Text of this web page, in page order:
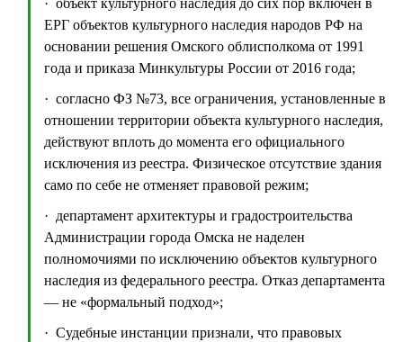
· объект культурного наследия до сих пор включен в
ЕРГ объектов культурного наследия народов РФ на
основании решения Омского облисполкома от 1991
года и приказа Минкультуры России от 2016 года;
· согласно ФЗ №73, все ограничения, установленные в
отношении территории объекта культурного наследия,
действуют вплоть до момента его официального
исключения из реестра. Физическое отсутствие здания
само по себе не отменяет правовой режим;
· департамент архитектуры и градостроительства
Администрации города Омска не наделен
полномочиями по исключению объектов культурного
наследия из федерального реестра. Отказ департамента
— не «формальный подход»;
· Судебные инстанции признали, что правовых